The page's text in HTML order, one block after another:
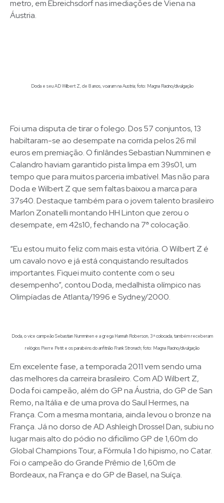
metro, em Ebreichsdorf nas imediações de Viena na
Áustria.
Doda e seu AD Wilbert Z, de 8 anos, voaram na Austria; foto: Magna Racino/divulgação
Foi uma disputa de tirar o folego. Dos 57 conjuntos, 13
habiltaram-se ao desempate na corrida pelos 26 mil
euros em premiação. O finlândes Sebastian Numminen e
Calandro haviam garantido pista limpa em 39s01, um
tempo que para muitos parceria imbatível. Mas não para
Doda e Wilbert Z que sem faltas baixou a marca para
37s40. Destaque também para o jovem talento brasileiro
Marlon Zonatelli montando HH Linton que zerou o
desempate, em 42s10, fechando na 7ª colocação.
“Eu estou muito feliz com mais esta vitória. O Wilbert Z é
um cavalo novo e já está conquistando resultados
importantes. Fiquei muito contente com o seu
desempenho”, contou Doda, medalhista olímpico nas
Olimpíadas de Atlanta/1996 e Sydney/2000.
Doda, o vice campeão Sebastian Numminen e a grega Hannah Roberson, 3ª colocada, também receberam
relógios Pierre Petit e os parabéns do anfitrião Frank Stronach; foto: Magna Racino/divulgação
Em excelente fase, a temporada 2011 vem sendo uma
das melhores da carreira brasileiro. Com AD Wilbert Z,
Doda foi campeão, além do GP na Áustria, do GP de San
Remo, na Itália e de uma prova do Saul Hermes, na
França. Com a mesma montaria, ainda levou o bronze na
França. Já no dorso de AD Ashleigh Drossel Dan, subiu no
lugar mais alto do pódio no dificílimo GP de 1,60m do
Global Champions Tour, a Fórmula 1 do hipismo, no Catar.
Foi o campeão do Grande Prêmio de 1,60m de
Bordeaux, na França e do GP de Basel, na Suíça.